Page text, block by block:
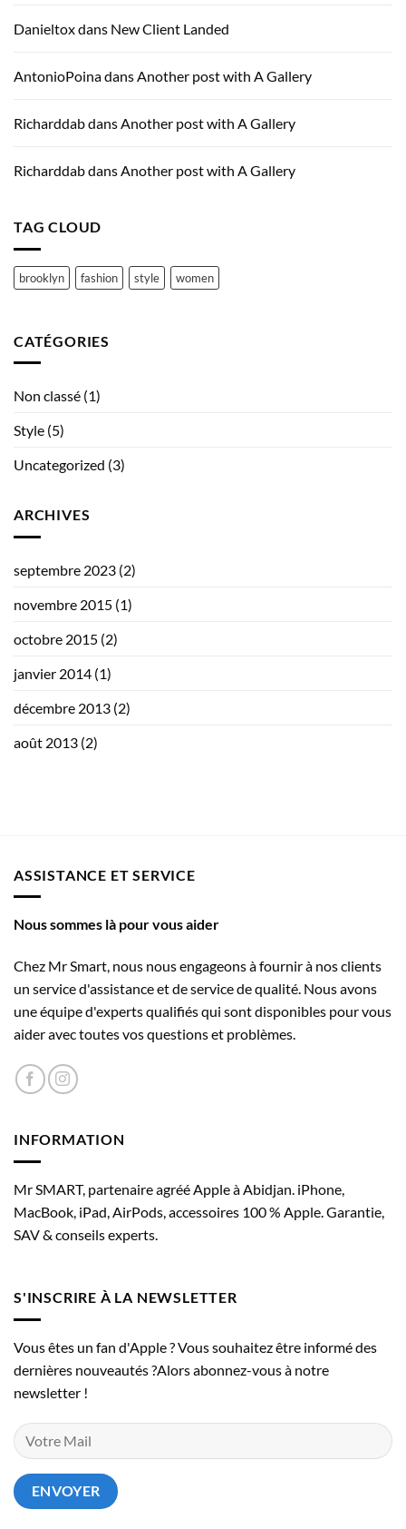
Danieltoxdans New Client Landed
AntonioPoinadansAnother post with A Gallery
RicharddabdansAnother post with A Gallery
RicharddabdansAnother post with A Gallery
TAG CLOUD
brooklyn fashion style women
CATÉGORIES
Non classé (1)
Style (5)
Uncategorized (3)
ARCHIVES
septembre 2023 (2)
novembre 2015 (1)
octobre 2015 (2)
janvier 2014 (1)
décembre 2013 (2)
août 2013 (2)
ASSISTANCE ET SERVICE
Nous sommes là pour vous aider
Chez Mr Smart, nous nous engageons à fournir à nos clients
un service d'assistance et de service de qualité. Nous avons
une équipe d'experts qualifiés qui sont disponibles pour vous
aider avec toutes vos questions et problèmes.
INFORMATION
Mr SMART, partenaire agréé Apple à Abidjan. iPhone,
MacBook, iPad, AirPods, accessoires 100 % Apple. Garantie,
SAV & conseils experts.
S'INSCRIRE À LA NEWSLETTER
Vous êtes un fan d'Apple ? Vous souhaitez être informé des
dernières nouveautés ?Alors abonnez-vous à notre
newsletter !